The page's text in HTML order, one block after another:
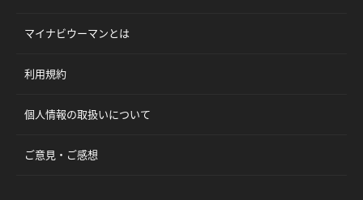
マイナビウーマンとは
利用規約
個人情報の取扱いについて
ご意見・ご感想